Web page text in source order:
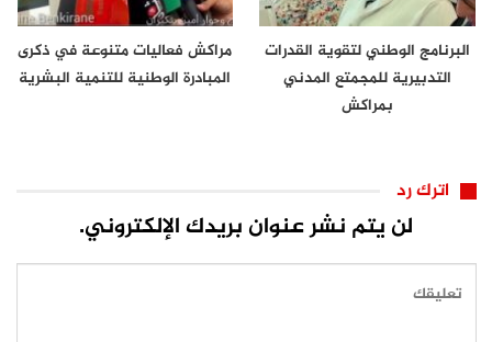
البرنامج الوطني لتقوية القدرات
التدبيرية للمجمتع المدني
بمراكش
مراكش فعاليات متنوعة في ذكرى
المبادرة الوطنية للتنمية البشرية
اترك رد
لن يتم نشر عنوان بريدك الإلكتروني.